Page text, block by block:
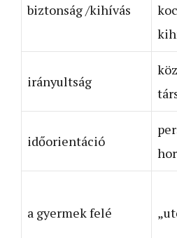
biztonság /kihívás
irányultság
időorientáció
a gyermek felé